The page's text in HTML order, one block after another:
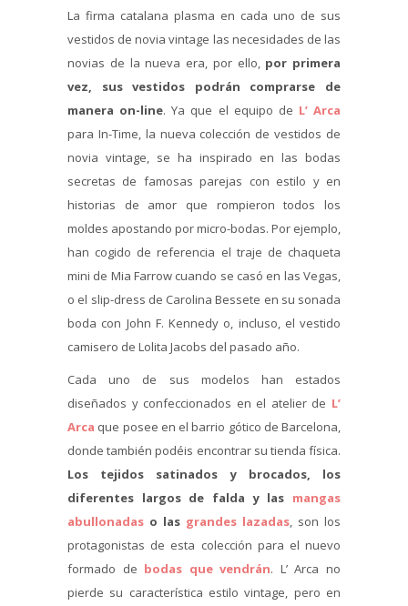
La firma catalana plasma en cada uno de sus
vestidos de novia vintage las necesidades de las
novias de la nueva era, por ello, por primera
vez, sus vestidos podrán comprarse de
manera on-line. Ya que el equipo de L’ Arca
para In-Time, la nueva colección de vestidos de
novia vintage, se ha inspirado en las bodas
secretas de famosas parejas con estilo y en
historias de amor que rompieron todos los
moldes apostando por micro-bodas. Por ejemplo,
han cogido de referencia el traje de chaqueta
mini de Mia Farrow cuando se casó en las Vegas,
o el slip-dress de Carolina Bessete en su sonada
boda con John F. Kennedy o, incluso, el vestido
camisero de Lolita Jacobs del pasado año.
Cada uno de sus modelos han estados
diseñados y confeccionados en el atelier de L’
Arca que posee en el barrio gótico de Barcelona,
donde también podéis encontrar su tienda física.
Los tejidos satinados y brocados, los
diferentes largos de falda y las mangas
abullonadas o las grandes lazadas, son los
protagonistas de esta colección para el nuevo
formado de bodas que vendrán. L’ Arca no
pierde su característica estilo vintage, pero en